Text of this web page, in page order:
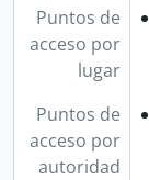
Puntos de
acceso por
lugar
Puntos de
acceso por
autoridad